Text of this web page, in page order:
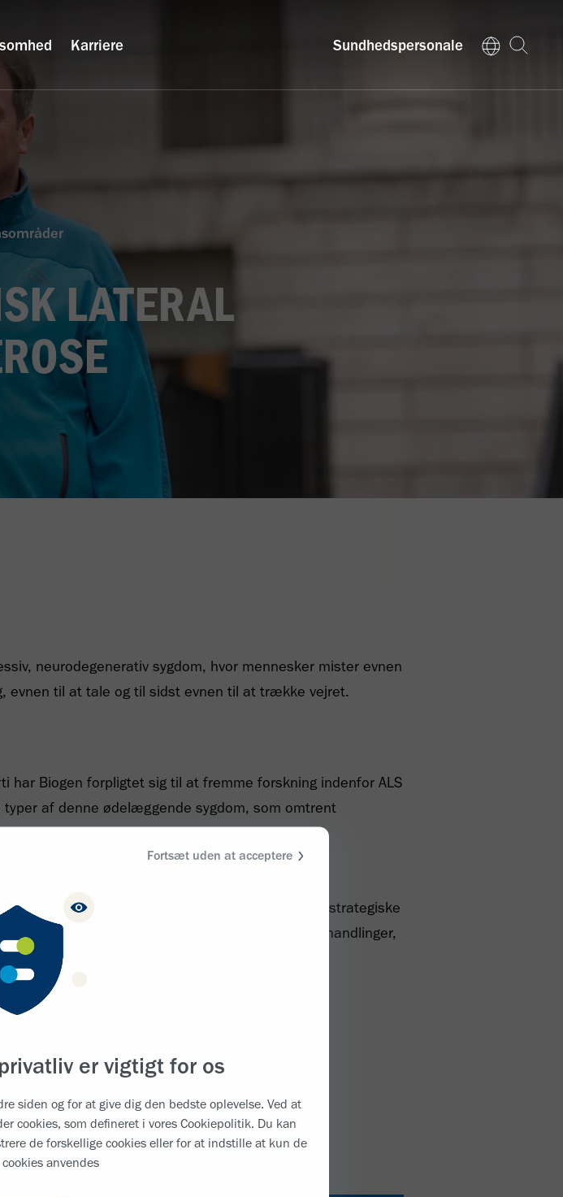
er vigtigt for os
siden og for at give dig den bedste oplevelse. Ved at
cookies, som defineret i vores Cookiepolitik. Du kan
de forskellige cookies eller for at indstille at kun de
anvendes
Fortsæt uden at acceptere
Karriere Sundhedspersonale
LATERAL
neurodegenerativ sygdom, hvor mennesker mister evnen
evnen til at tale og til sidst evnen til at trække vejret.
har Biogen forpligtet sig til at fremme forskning indenfor ALS
af denne ødelæggende sygdom, som omtrent
globalt lever med.
af egne forskningskompetencer og indgåelse af strategiske
vi målrettet på at udvikle en portefølje af ALS-behandlinger,
indenfor dette felt.